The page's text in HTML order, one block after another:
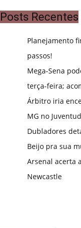
Posts Recentes
Planejamento
passos!
Mega-Sena
terça-feira;
Árbitro iria
MG no
Dubladores
Beijo pra sua
Arsenal acerta
Newcastle